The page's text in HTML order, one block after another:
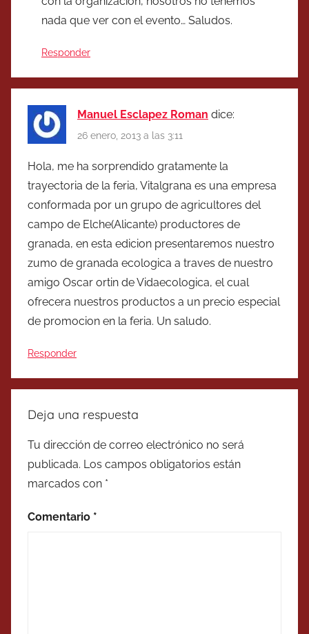
nada que ver con el evento… Saludos.
Responder
Manuel Esclapez Roman dice:
26 enero, 2013 a las 3:11
Hola, me ha sorprendido gratamente la
trayectoria de la feria, Vitalgrana es una empresa
conformada por un grupo de agricultores del
campo de Elche(Alicante) productores de
granada, en esta edicion presentaremos nuestro
zumo de granada ecologica a traves de nuestro
amigo Oscar ortin de Vidaecologica, el cual
ofrecera nuestros productos a un precio especial
de promocion en la feria. Un saludo.
Responder
Deja una respuesta
Tu dirección de correo electrónico no será
publicada. Los campos obligatorios están
marcados con *
Comentario *